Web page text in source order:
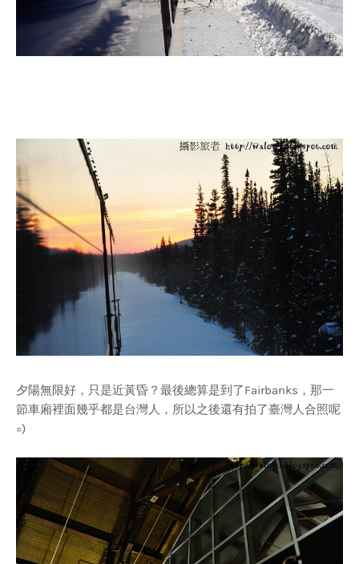
夕陽無限好，只是近黃昏？最後總算是到了Fairbanks，那一
節車廂裡面幾乎都是台灣人，所以之後還有拍了臺灣人合照呢
=)